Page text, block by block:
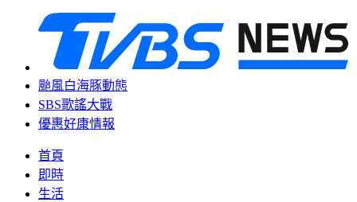
颱風白海豚動態
SBS歌謠大戰
優惠好康情報
首頁
即時
生活